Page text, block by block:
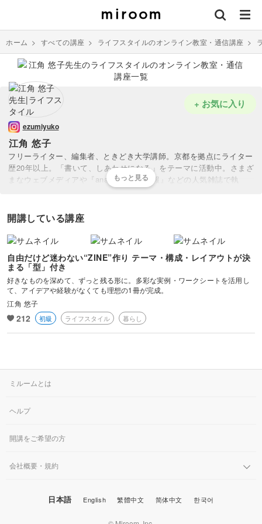
ホーム > すべての講座 > ライフスタイルのオンライン教室・通信講座 >
江角 悠子
ezumiyuko
フリーライター、編集者、ときどき大学講師。京都を拠点にライター
歴20年以上。「書いて、しあわせになる」をテーマに活動中。さまざ
まなウェブメディアや『anan』『婦人画報』などの人気雑誌で執
筆。共著に『京都、朝あるき』がある。ブックライティングを担当し
は「京都ライター塾」や「ZINE制作講座」を主宰し、これまでの卒
業生は100名以上。2026年から編集者を育てるエディターズクラスも
スタート。
本講座では、プロが現場で使う「伝わるエッセンス」を初心者の方に
も分かりやすく凝縮。あなたの日常や想いを、「作品」というカタチ
にする具体的な手順をお伝えします。
+ お気に入り
開講している講座
自由だけど迷わない“ZINE”作り テーマ・構成・レイアウトが決
まる「型」付き
好きなものを深めて、ずっと残る形に。多彩な実例・ワークシートを活用し
て、アイデアや経験がなくても理想の1冊が完成。
江角 悠子
212 初級 ライフスタイル 暮らし
ミルームとは
ヘルプ
開講をご希望の方
会社概要・規約
日本語 English 繁體中文 简体中文 한국어